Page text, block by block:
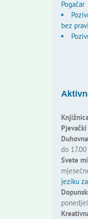
Pogačar
bez
do 17.00
Svete
jeziku